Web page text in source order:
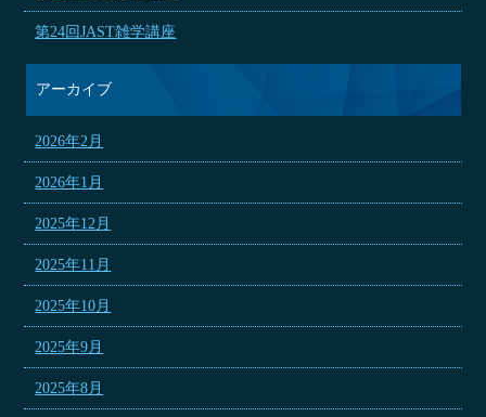
第24回JAST雑学講座
アーカイブ
2026年2月
2026年1月
2025年12月
2025年11月
2025年10月
2025年9月
2025年8月